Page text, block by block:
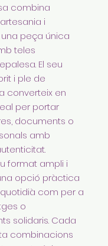
combina
i
peça única
teles
El seu
i ple de
converteix en
per portar
documents o
amb
format ampli i
opció pràctica
com per a
o
solidaris. Cada
combinacions